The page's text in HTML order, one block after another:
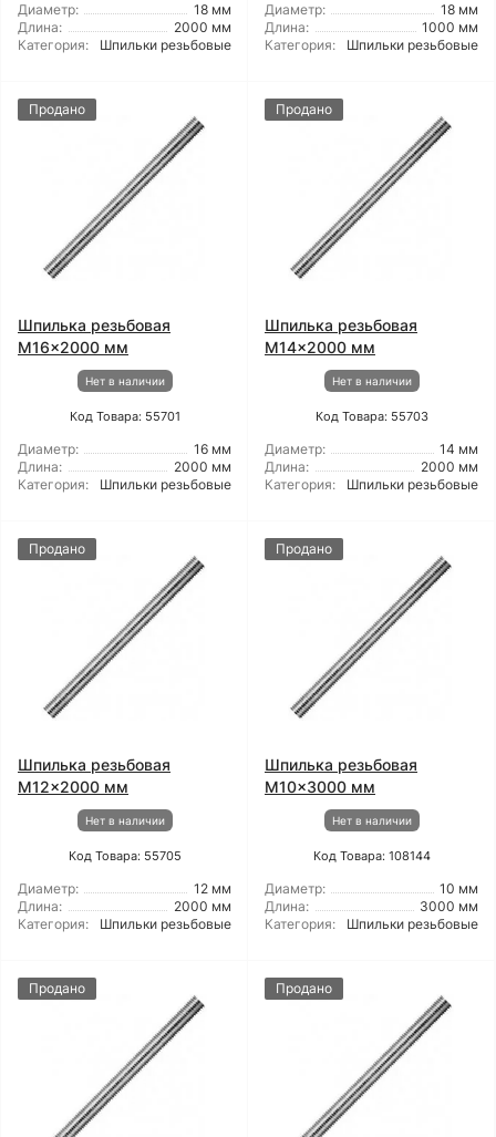
Диаметр:
18 мм
Длина:
2000 мм
Категория:
Шпильки резьбовые
Диаметр:
18 мм
Длина:
1000 мм
Категория:
Шпильки резьбовые
Продано
Шпилька резьбовая
M16x2000 мм
Нет в наличии
Код Товара: 55701
Диаметр:
16 мм
Длина:
2000 мм
Категория:
Шпильки резьбовые
Продано
Шпилька резьбовая
M14x2000 мм
Нет в наличии
Код Товара: 55703
Диаметр:
14 мм
Длина:
2000 мм
Категория:
Шпильки резьбовые
Продано
Шпилька резьбовая
M12x2000 мм
Нет в наличии
Код Товара: 55705
Диаметр:
12 мм
Длина:
2000 мм
Категория:
Шпильки резьбовые
Продано
Шпилька резьбовая
M10x3000 мм
Нет в наличии
Код Товара: 108144
Диаметр:
10 мм
Длина:
3000 мм
Категория:
Шпильки резьбовые
Продано Продано